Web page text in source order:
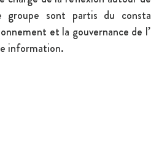
groupe sont partis du
et la gouvernance de
information.